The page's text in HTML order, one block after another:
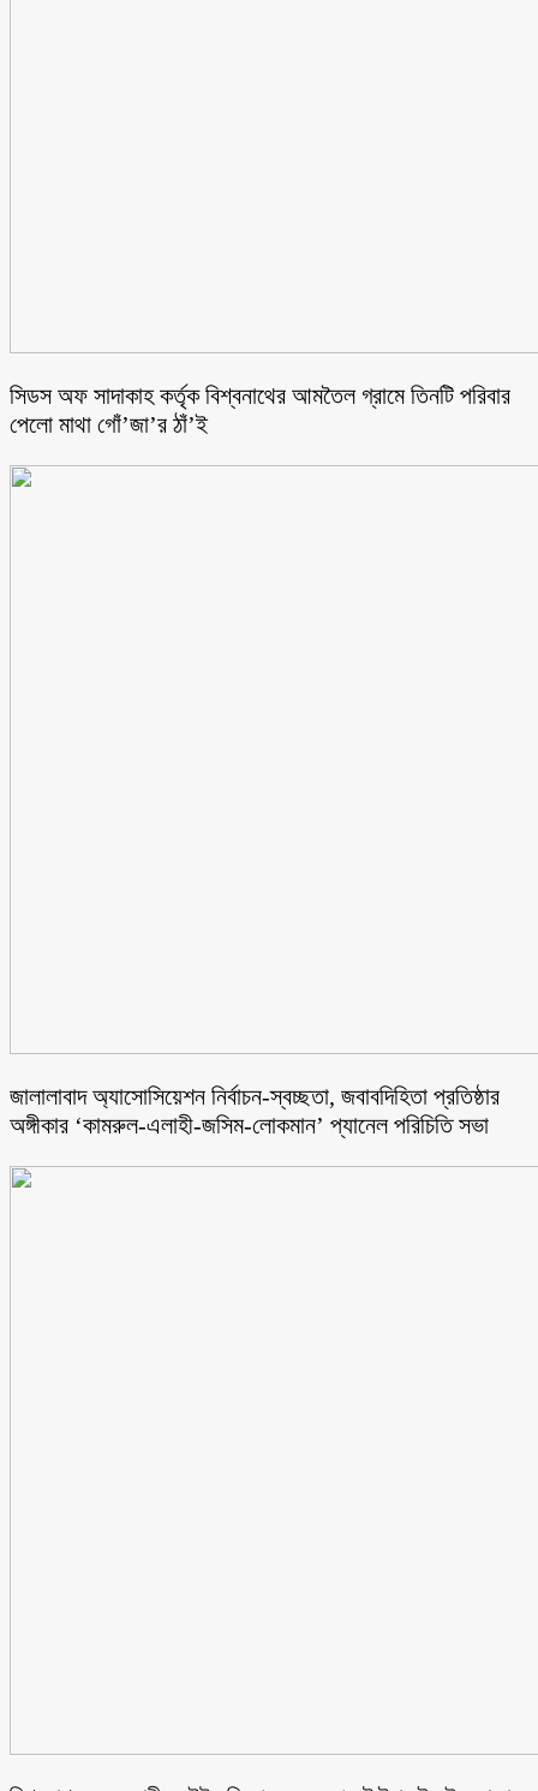
সিডস অফ সাদাকাহ কর্তৃক বিশ্বনাথের আমতৈল গ্রামে তিনটি পরিবার
পেলো মাথা গোঁ’জা’র ঠাঁ’ই
জালালাবাদ অ্যাসোসিয়েশন নির্বাচন-স্বচ্ছতা, জবাবদিহিতা প্রতিষ্ঠার
অঙ্গীকার ‘কামরুল-এলাহী-জসিম-লোকমান’ প্যানেল পরিচিতি সভা